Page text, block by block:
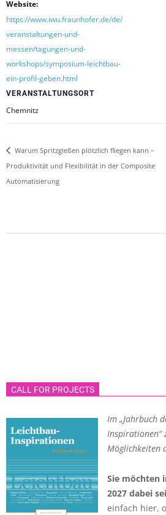
Website:
https://www.iwu.fraunhofer.de/de/
veranstaltungen-und-
messen/tagungen-und-
workshops/symposium-leichtbau-
ein-profil-geben.html
VERANSTALTUNGSORT
Chemnitz
Warum Spritzgießen plötzlich fliegen kann –
Produktivität und Flexibilität in der Composite
Automatisierung
CALL FOR PROJECTS
Im „Jahrbuch
Inspirationen“
Möglichkeiten
Sie möchten
2027 dabei
einfach hier,